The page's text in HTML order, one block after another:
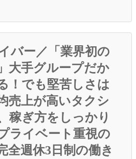
バー／「業界初の
大手グループだか
！でも堅苦しさは
売上が高いタクシ
稼ぎ方をしっかり
ライベート重視の
全週休3日制の働き